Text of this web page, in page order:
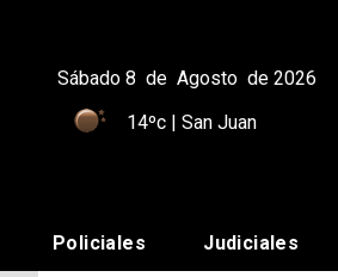
Sábado 8 de Agosto de 2026
14ºc | San Juan
Policiales Judiciales